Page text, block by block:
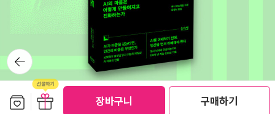
장바구니 구매하기
리고는 오, 할 것이며, 끝내는 와, 할 것이다. 좀더 열광적인 반응을 예
상한다면 와와, 정도 ?! 이 영화는 그 수많은 담론들이 오고갔지만 정
작 중요한 것은 다 빼먹었다. 인간과 복제를 구별할 방법이 딱히 없다
는 사실은 < 차이 > 가 없다는 것을 의미한다. 굳이 차이를 찾고자 한
다면 심문 대상자 몰래 느닷없이 뿅망치'로 무릎을 치면 답이 나온다.
무릎의 무조건 반사 ! 인간만이 가지고 있는 특징이 아니던가. 이 유전
천왕:D 이라는데, 마찬가지로 국내에는 처음 소개되는 것 같다. 고전
미스터리를 좋아하는 사람에겐 환영할 만한 일이다. [끌림] [벨벳
애무하기]나 [핑거스미스] 제목은 들어본 적 있는데, [끌림]과 함께
‘빅토리아시대 3부작’이라고 한다.빅토리안 좋아하는 사람들이 솔깃
하는 소리가 들린다. 내가 그렇다. 빅토리아 시대의 역사소설이자 추
리소설이라고 하니 덮어두고 집어들 만 하다. 감옥생활, 영매, 살인 사
건을 바탕으로 한 레즈비언 소설이기도하다는데, 이건 쉽게 솔깃하지
뒤로가
기